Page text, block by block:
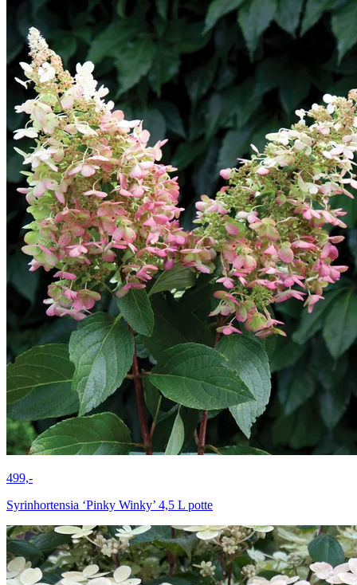
499,-
Syrinhortensia ‘Pinky Winky’ 4,5 L potte